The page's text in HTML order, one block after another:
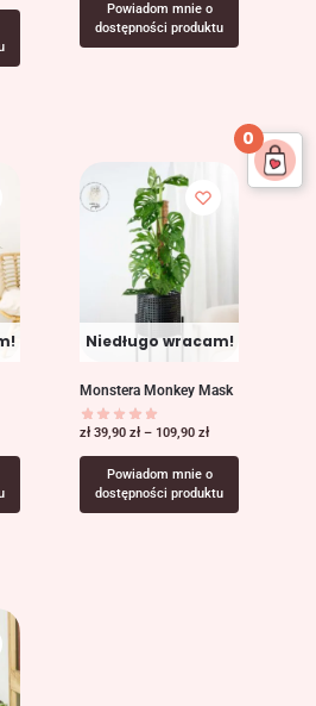
Powiadom mnie o
dostępności produktu
Niedługo wracam!
Monstera Monkey Mask
zł 39,90 zł – 109,90 zł
Powiadom mnie o
dostępności produktu
0